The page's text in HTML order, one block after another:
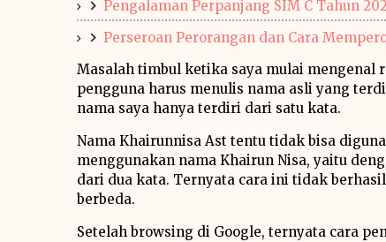
Pengalaman Perpanjang SIM C Tahun
Perseroan Perorangan dan Cara
Masalah timbul ketika saya mulai mengenal
pengguna harus menulis nama asli yang
nama saya hanya terdiri dari satu kata.
Nama Khairunnisa Ast tentu tidak bisa
menggunakan nama Khairun Nisa, yaitu
dari dua kata. Ternyata cara ini tidak
berbeda.
Setelah browsing di Google, ternyata cara